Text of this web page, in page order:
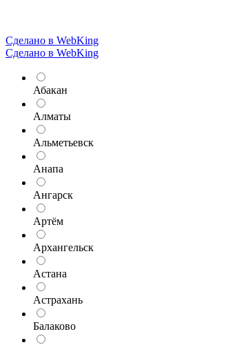
Сделано в WebKing
Сделано в WebKing
Абакан
Алматы
Альметьевск
Анапа
Ангарск
Артём
Архангельск
Астана
Астрахань
Балаково